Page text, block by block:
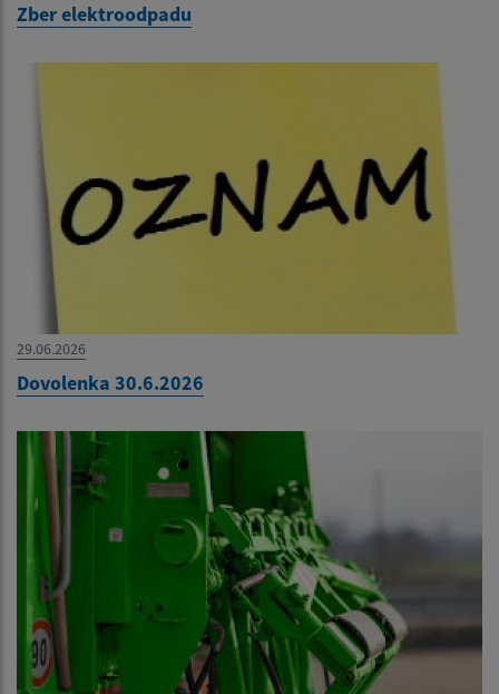
Zber elektroodpadu
29.06.2026
Dovolenka 30.6.2026